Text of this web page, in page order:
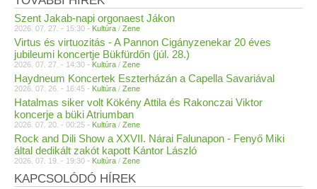
Szent Jakab-napi orgonaest Jákon
2026. 07. 27. - 15:30 - Kultúra / Zene
Virtus és virtuozitás - A Pannon Cigányzenekar 20 éves
jubileumi koncertje Bükfürdőn (júl. 28.)
2026. 07. 27. - 14:30 - Kultúra / Zene
Haydneum Koncertek Eszterházán a Capella Savariával
2026. 07. 26. - 16:45 - Kultúra / Zene
Hatalmas siker volt Kökény Attila és Rakonczai Viktor
koncerje a büki Atriumban
2026. 07. 20. - 00:25 - Kultúra / Zene
Rock and Dili Show a XXVII. Nárai Falunapon - Fenyő Miki
által dedikált zakót kapott Kántor László
2026. 07. 19. - 19:30 - Kultúra / Zene
KAPCSOLÓDÓ HÍREK